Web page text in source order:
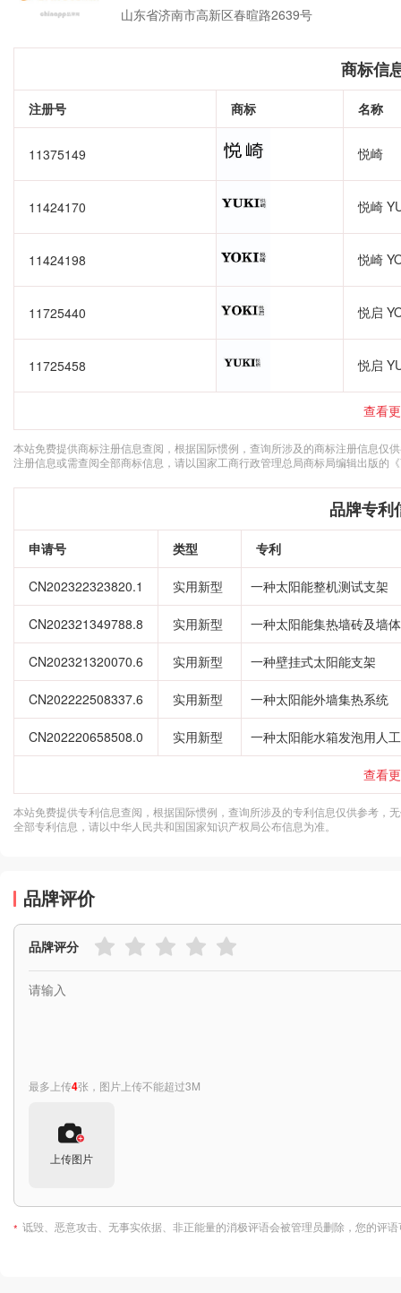
山东省济南市高新区春暄路2639号
商标信
注册号 商标 名称
11375149 悦崎
11424170 悦崎
11424198 悦崎
11725440 悦启
11725458 悦启
查看
本站免费提供商标注册信息查阅，根据国际惯例，查询所涉及的商标注册信息仅
注册信息或需查阅全部商标信息，请以国家工商行政管理总局商标局编辑出版的
品牌专利
申请号 类型 专利
CN202322323820.1 实用新型 一种太阳能整机测试支架
CN202321349788.8 实用新型 一种太阳能集热墙砖及墙体
CN202321320070.6 实用新型 一种壁挂式太阳能支架
CN202222508337.6 实用新型 一种太阳能外墙集热系统
CN202220658508.0 实用新型 一种太阳能水箱发泡用人
查看
本站免费提供专利信息查阅，根据国际惯例，查询所涉及的专利信息仅供参考，
全部专利信息，请以中华人民共和国国家知识产权局公布信息为准。
品牌评价
品牌评分
最多上传4张，图片上传不能超过3M
上传图片
* 诋毁、恶意攻击、无事实依据、非正能量的消极评语会被管理员删除，您的评